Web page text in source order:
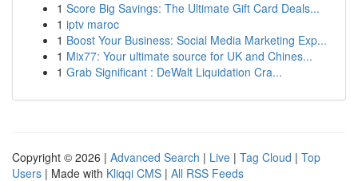
1 Score Big Savings: The Ultimate Gift Card Deals...
1 iptv maroc
1 Boost Your Business: Social Media Marketing Exp...
1 Mix77: Your ultimate source for UK and Chines...
1 Grab Significant : DeWalt Liquidation Cra...
Copyright © 2026 | Advanced Search | Live | Tag Cloud | Top
Users | Made with Kliqqi CMS | All RSS Feeds